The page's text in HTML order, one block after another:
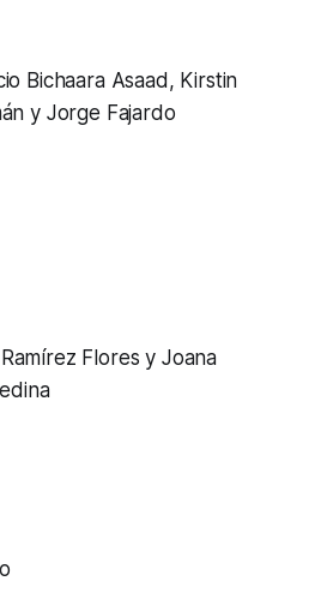
Bichaara Asaad, Kirstin
y Jorge Fajardo
Flores y Joana